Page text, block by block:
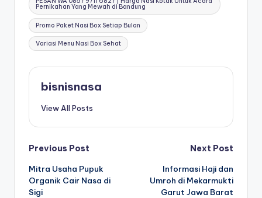
Pernikahan Yang Mewah di Bandung
Promo Paket Nasi Box Setiap Bulan
Variasi Menu Nasi Box Sehat
bisnisnasa
View All Posts
Post
navigation
Previous Post
Mitra Usaha Pupuk
Organik Cair Nasa di
Sigi
Next Post
Informasi Haji dan
Umroh di Mekarmukti
Garut Jawa Barat